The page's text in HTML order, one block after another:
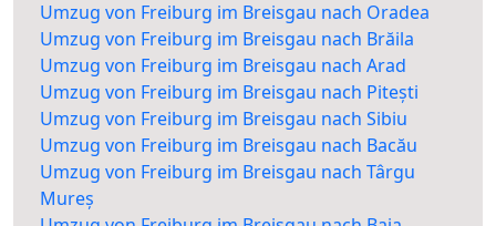
Umzug von Freiburg im Breisgau nach Oradea
Umzug von Freiburg im Breisgau nach Brăila
Umzug von Freiburg im Breisgau nach Arad
Umzug von Freiburg im Breisgau nach Pitești
Umzug von Freiburg im Breisgau nach Sibiu
Umzug von Freiburg im Breisgau nach Bacău
Umzug von Freiburg im Breisgau nach Târgu
Mureș